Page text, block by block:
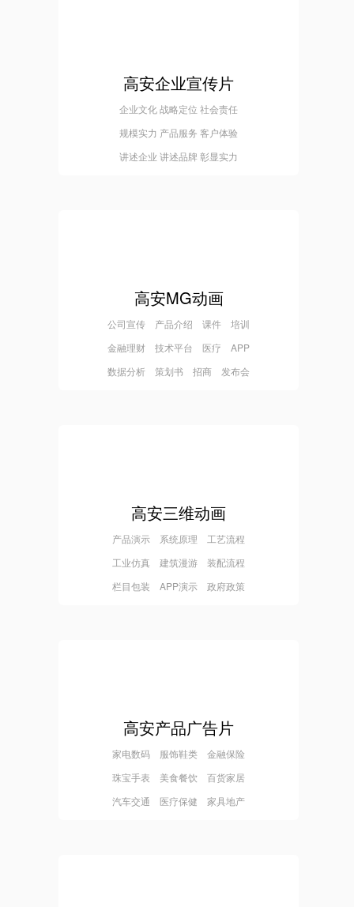
高安企业宣传片
企业文化 战略定位 社会责任
规模实力 产品服务 客户体验
讲述企业 讲述品牌 彰显实力
高安MG动画
公司宣传 产品介绍 课件 培训
金融理财 技术平台 医疗 APP
数据分析 策划书 招商 发布会
高安三维动画
产品演示 系统原理 工艺流程
工业仿真 建筑漫游 装配流程
栏目包装 APP演示 政府政策
高安产品广告片
家电数码 服饰鞋类 金融保险
珠宝手表 美食餐饮 百货家居
汽车交通 医疗保健 家具地产